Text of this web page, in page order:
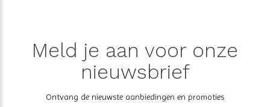
Meld je aan voor onze
nieuwsbrief
Ontvang de nieuwste aanbiedingen en promoties